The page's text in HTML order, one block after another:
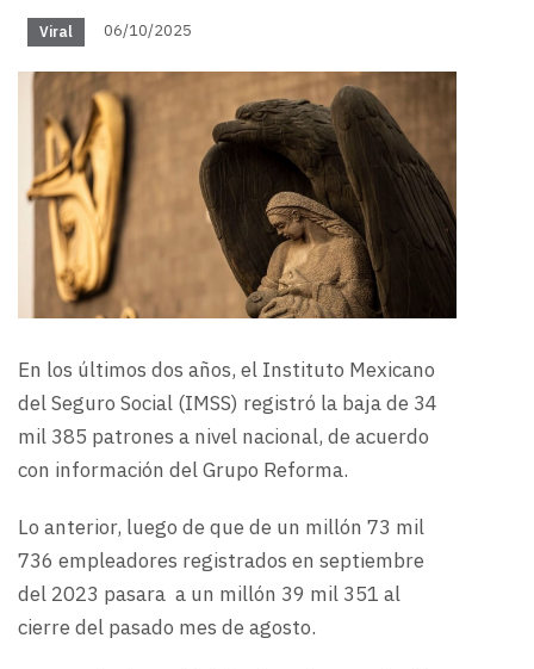
Viral 06/10/2025
En los últimos dos años, el Instituto Mexicano
del Seguro Social (IMSS) registró la baja de 34
mil 385 patrones a nivel nacional, de acuerdo
con información del Grupo Reforma.
Lo anterior, luego de que de un millón 73 mil
736 empleadores registrados en septiembre
del 2023 pasara a un millón 39 mil 351 al
cierre del pasado mes de agosto.